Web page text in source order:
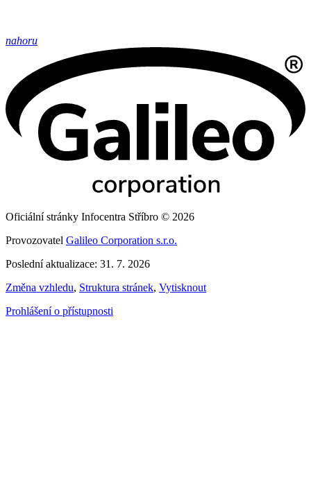
nahoru
Oficiální stránky Infocentra Stříbro © 2026
Provozovatel Galileo Corporation s.r.o.
Poslední aktualizace: 31. 7. 2026
Změna vzhledu, Struktura stránek, Vytisknout
Prohlášení o přístupnosti